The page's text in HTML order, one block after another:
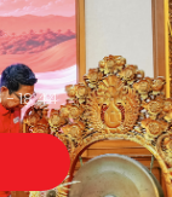
di
18:44